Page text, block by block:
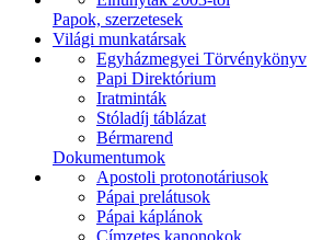
Papok, szerzetesek
Világi munkatársak
Egyházmegyei Törvénykönyv
Papi Direktórium
Iratminták
Stóladíj táblázat
Bérmarend
Dokumentumok
Apostoli protonotáriusok
Pápai prelátusok
Pápai káplánok
Címzetes kanonokok